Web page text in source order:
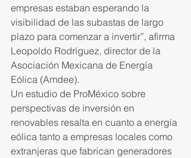
empresas estaban esperando la
visibilidad de las subastas de largo
plazo para comenzar a inver­tir”, afirma
Leopoldo Rodríguez, director de la
Asociación Mexicana de Energía
Eólica (Amdee).
Un estudio de ProMéxico sobre
perspectivas de inversión en
renovables resalta en cuanto a energía
eólica tanto a empre­sas locales como
extranjeras que fabrican generadores